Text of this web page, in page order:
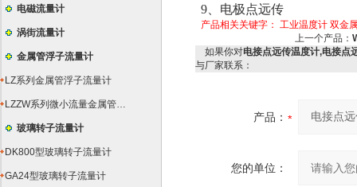
电磁流量计
涡街流量计
金属管浮子流量计
LZ系列金属管浮子流量计
LZZW系列微小流量金属管浮子流量计
玻璃转子流量计
DK800型玻璃转子流量计
GA24型玻璃转子流量计
9、电极点远传
产品相关关键字： 工业温度计 双金
上一个产品：
如果你对电接点远传温度计,电接点
与厂家联系：
产品：
您的单位：